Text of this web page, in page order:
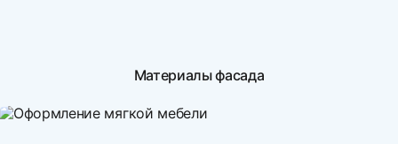
Материалы фасада